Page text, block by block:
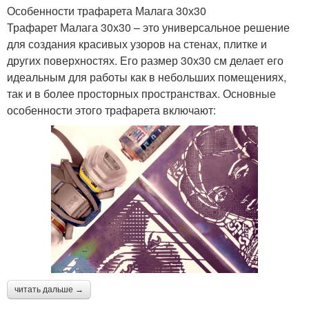
Особенности трафарета Малага 30х30
Трафарет Малага 30х30 – это универсальное решение
для создания красивых узоров на стенах, плитке и
других поверхностях. Его размер 30х30 см делает его
идеальным для работы как в небольших помещениях,
так и в более просторных пространствах. Основные
особенности этого трафарета включают:
читать дальше →